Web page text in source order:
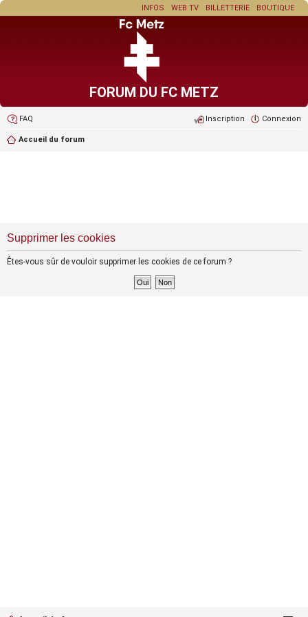
BOUTIQUE
BILLETTERIE
WEB TV
INFOS
FORUM DU FC METZ
FAQ Connexion
Inscription
Accueil du forum
Supprimer les cookies
Êtes-vous sûr de vouloir supprimer les cookies de ce forum ?